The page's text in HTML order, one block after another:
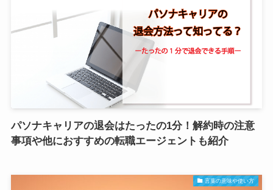
パソナキャリアの退会はたったの1分！解約時の注意
事項や他におすすめの転職エージェントも紹介
言葉の意味や使い方